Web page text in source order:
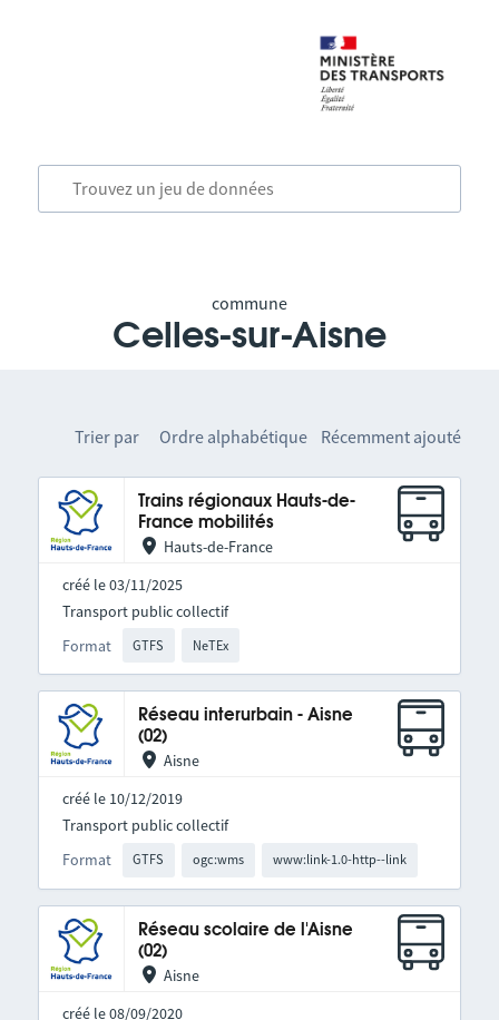
commune
Celles-sur-Aisne
Trier par Ordre alphabétique Récemment ajouté
Trains régionaux Hauts-de-
France mobilités
Hauts-de-France
créé le 03/11/2025
Format GTFS NeTEx
Transport public collectif
Réseau interurbain - Aisne
(02)
Aisne
créé le 10/12/2019
Format GTFS ogc:wms www:link-1.0-http--link
Transport public collectif
Réseau scolaire de l'Aisne
(02)
Aisne
créé le 08/09/2020